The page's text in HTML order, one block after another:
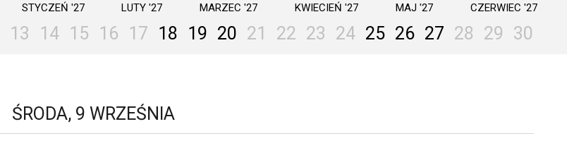
STYCZEŃ '27 LUTY '27 MARZEC '27 KWIECIEŃ '27 MAJ '27 CZERWIEC '27
13 14 15 16 17 18 19 20 21 22 23 24 25 26 27 28 29 30
ŚRODA, 9 WRZEŚNIA